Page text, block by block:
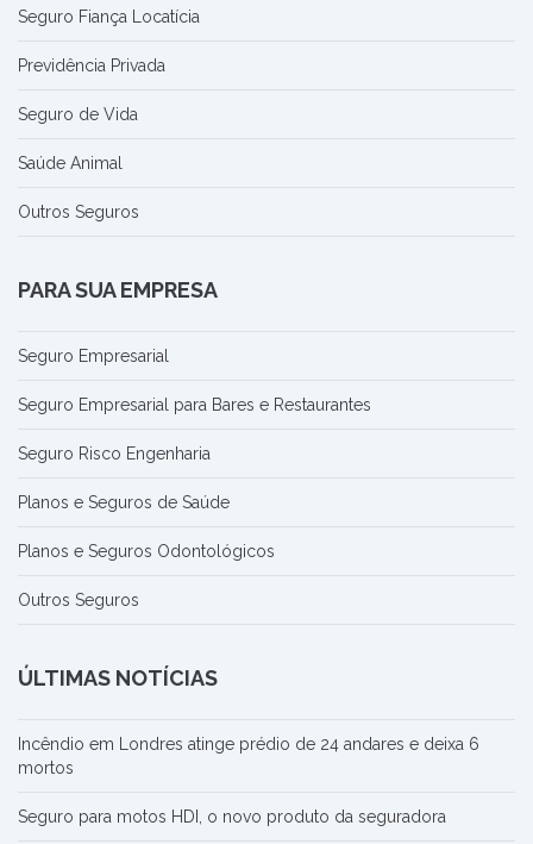
Seguro Fiança Locatícia
Previdência Privada
Seguro de Vida
Saúde Animal
Outros Seguros
PARA SUA EMPRESA
Seguro Empresarial
Seguro Empresarial para Bares e Restaurantes
Seguro Risco Engenharia
Planos e Seguros de Saúde
Planos e Seguros Odontológicos
Outros Seguros
ÚLTIMAS NOTÍCIAS
Incêndio em Londres atinge prédio de 24 andares e deixa 6
mortos
Seguro para motos HDI, o novo produto da seguradora